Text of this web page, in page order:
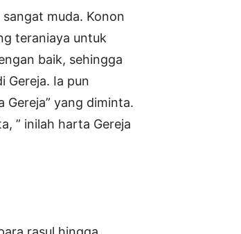
muda. Konon
teraniaya untuk
baik, sehingga
Gereja. Ia pun
Gereja” yang diminta.
” inilah harta Gereja